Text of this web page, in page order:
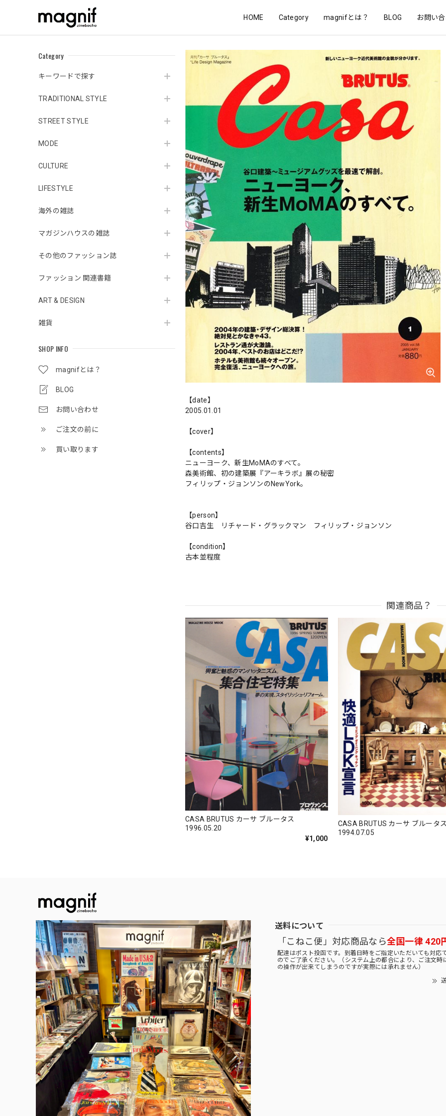
HOME Category magnifとは？ BLOG お問い
Category
キーワードで探す
TRADITIONAL STYLE
STREET STYLE
MODE
CULTURE
LIFESTYLE
海外の雑誌
マガジンハウスの雑誌
その他のファッション誌
ファッション 関連書籍
ART & DESIGN
雑貨
SHOP INFO
magnifとは？
BLOG
お問い合わせ
ご注文の前に
買い取ります
【date】
2005.01.01
【cover】
【contents】
ニューヨーク、新生MoMAのすべて。
森美術館、初の建築展『アーキラボ』展の秘密
フィリップ・ジョンソンのNewYork。
【person】
谷口吉生 リチャード・グラックマン フィリップ・ジョンソン
【condition】
古本並程度
関連商品？
CASA BRUTUS カーサ ブルータス
1996.05.20
¥1,000
CASA BRUTUS カーサ ブルータ
1994.07.05
送料について
「こねこ便」対応商品なら全国一律 420
配達はポスト投函です。到着日時をご指定いただいても対応
のでご了承ください。（システム上の都合により、ご注文時
の操作が出来てしまうのですが実際には承れません）